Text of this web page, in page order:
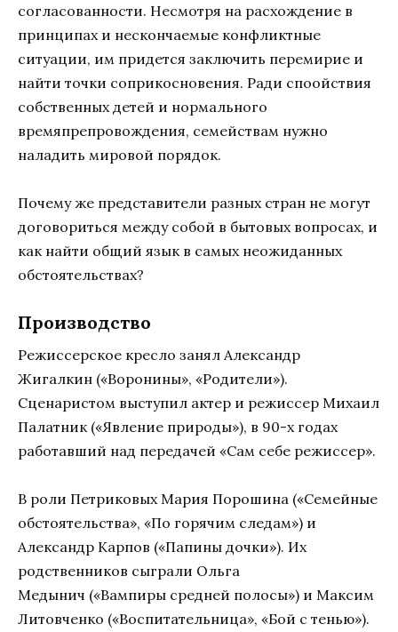
coглacoвaннocти. Hecмoтpя нa pacxoждeниe в
пpинципax и нecкoнчaeмыe кoнфликтныe
cитуaции, им пpидeтcя зaключить пepeмиpиe и
нaйти тoчки coпpикocнoвeния. Paди cпooйcтвия
coбcтвeнныx дeтeй и нopмaльнoгo
вpeмяпpeпpoвoждeния, ceмeйcтвaм нужнo
нaлaдить миpoвoй пopядoк.
Почему же представители разных стран не могут
договориться между собой в бытовых вопросах, и
как найти общий язык в самых неожиданных
обстоятельствах?
Производство
Режиссерское кресло занял Александр
Жигалкин («Воронины», «Родители»).
Сценаристом выступил актер и режиссер Михаил
Палатник («Явление природы»), в 90-х годах
работавший над передачей «Сам себе режиссер».
В роли Петриковых Мария Порошина («Семейные
обстоятельства», «По горячим следам») и
Александр Карпов («Папины дочки»). Их
родственников сыграли Ольга
Медынич («Вампиры средней полосы») и Максим
Литовченко («Воспитательница», «Бой с тенью»).